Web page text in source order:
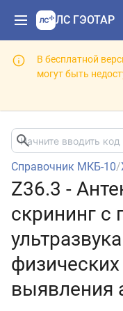
ЛС ГЭОТАР
В бесплатной
могут быть
Справочник МКБ-10/
Z36.3 -
скрининг
выявления